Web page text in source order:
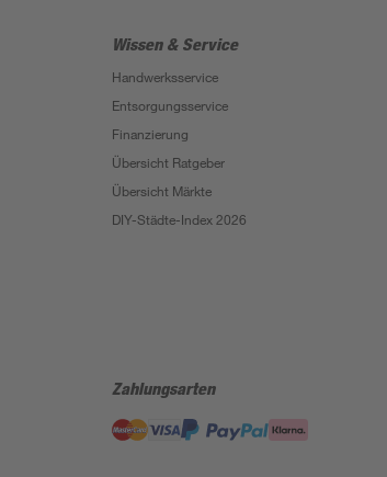
Wissen & Service
Handwerksservice
Entsorgungsservice
Finanzierung
Übersicht Ratgeber
Übersicht Märkte
DIY-Städte-Index 2026
Zahlungsarten